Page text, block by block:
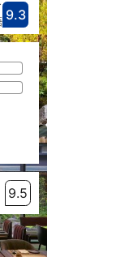
分數9.3分
9.3評比好極了
9.5